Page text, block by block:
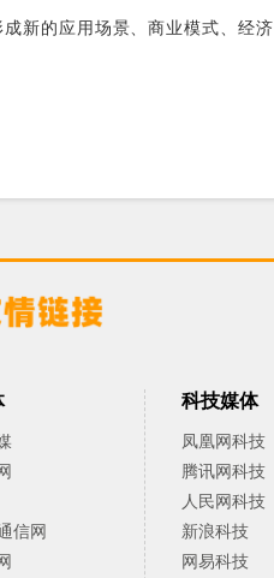
新的应用场景、商业模式、经济
信网
科技媒体
凤凰网科技
腾讯网科技
人民网科技
新浪科技
网易科技